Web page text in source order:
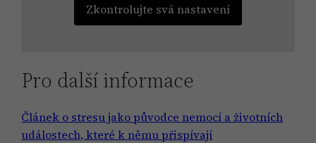
Zkontrolujte svá nastavení
Pro další informace
Článek o stresu jako původce nemocí a životních
událostech, které k němu přispívají